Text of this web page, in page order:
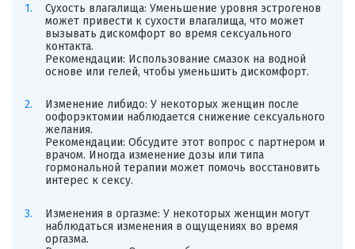
Сухость влагалища: Уменьшение уровня эстрогенов
может привести к сухости влагалища, что может
вызывать дискомфорт во время сексуального
контакта.
Рекомендации: Использование смазок на водной
основе или гелей, чтобы уменьшить дискомфорт.
Изменение либидо: У некоторых женщин после
оофорэктомии наблюдается снижение сексуального
желания.
Рекомендации: Обсудите этот вопрос с партнером и
врачом. Иногда изменение дозы или типа
гормональной терапии может помочь восстановить
интерес к сексу.
Изменения в оргазме: У некоторых женщин могут
наблюдаться изменения в ощущениях во время
оргазма.